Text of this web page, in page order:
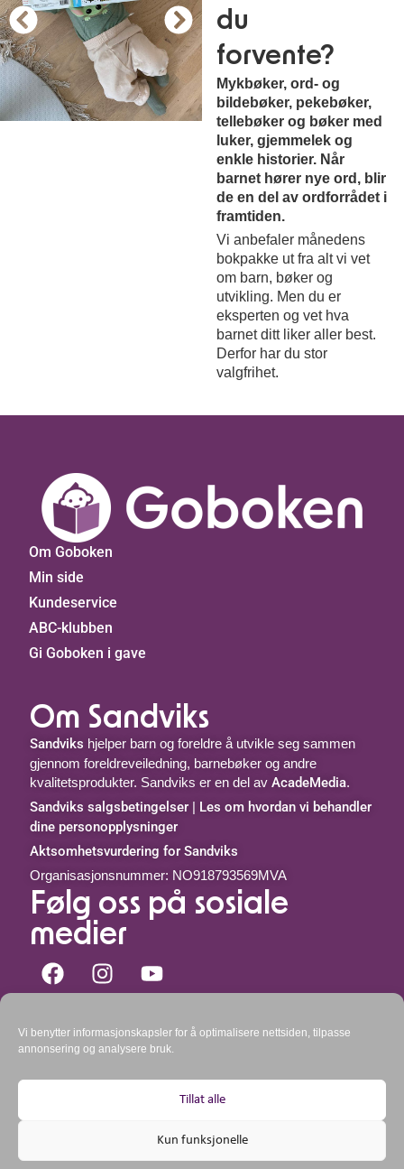
Vi benytter informasjonskapsler for å optimalisere nettsiden, tilpasse
annonsering og analysere bruk.
Tillat alle
Kun funksjonelle
du
forvente?
Mykbøker, ord- og
bildebøker, pekebøker,
tellebøker og bøker med
luker, gjemmelek og
enkle historier. Når
barnet hører nye ord, blir
de en del av ordforrådet i
framtiden.
Vi anbefaler månedens
bokpakke ut fra alt vi vet
om barn, bøker og
utvikling. Men du er
eksperten og vet hva
barnet ditt liker aller best.
Derfor har du stor
valgfrihet.
Om Goboken
Min side
Kundeservice
ABC-klubben
Gi Goboken i gave
Om Sandviks
Sandviks hjelper barn og foreldre å utvikle seg sammen
gjennom foreldreveiledning, barnebøker og andre
kvalitetsprodukter. Sandviks er en del avAcadeMedia.
Sandviks salgsbetingelser | Les om hvordan vi behandler
dine personopplysninger
Aktsomhetsvurdering for Sandviks
Organisasjonsnummer: NO918793569MVA
Følg oss på sosiale
medier
Telefon: 51 44 00 51 mellom kl.9-10:30 og 11:30-15
mandag – fredag.
Post: Sandviks AS, postboks 366 Forus, 4068